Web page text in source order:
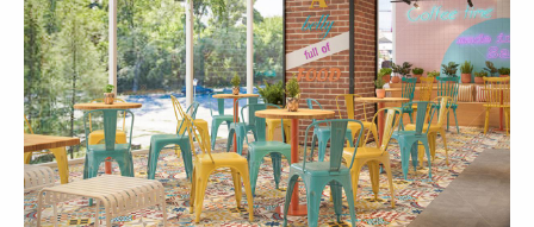
49
BAOZ DIMSUM
CN Thuận Kiều - Q.5
50
BAOZ DIMSUM
CN Lê Đại Hành - Q.11